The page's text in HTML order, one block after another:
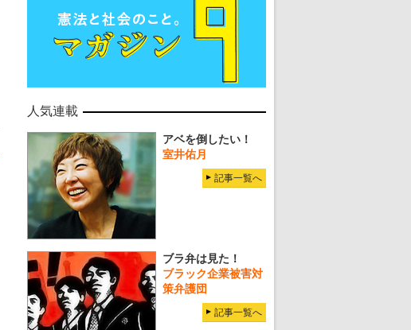
人気連載
アベを倒したい！
室井佑月
記事一覧へ
ブラ弁は見た！
ブラック企業被害対
策弁護団
記事一覧へ